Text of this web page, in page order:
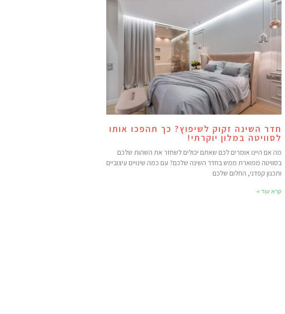
חדר השינה זקוק לשיפוץ? כך תהפכו אותו
לסוויטה במלון יוקרתי!
מה אם היינו אומרים לכם שאתם יכולים לשחזר את השהות שלכם
בסוויטה מפוארת ממש בחדר השינה שלכם? עם כמה שינויים עיצוביים
ותכנון קפדני, החלום שלכם
קרא עוד »